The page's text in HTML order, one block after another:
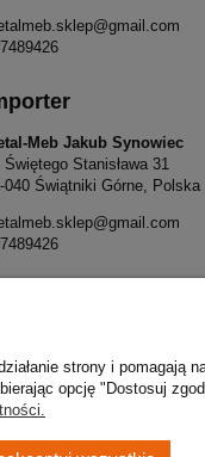
Meb Jakub Synowiec
Świętego Stanisława 31
040 Świątniki Górne, Polska
strony i
opcję "Dostosuj